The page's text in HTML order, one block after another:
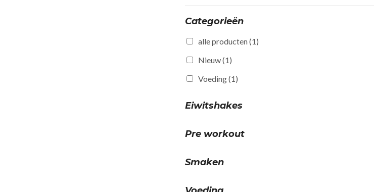
Categorieën
alle producten(1)
Nieuw(1)
Voeding(1)
Eiwitshakes
Pre workout
Smaken